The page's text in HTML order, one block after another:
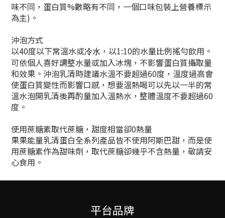
味不同，蛋白質%數略有不同，一個口味包裝上營養標示
為主)。
沖泡方式
以40度以下常溫水或冷水 ，以1:10的水量比例搖勻飲用。
可依個人喜好調整水量或加入冰塊，不影響蛋白質攝取量
和效果。沖泡乳清時建議水溫不要超過60度，溫度過高會
使蛋白質變性而影響口感，想要溫熱喝可以先以一半的常
溫水泡開乳清後再酌量加入溫熱水，整體溫度不要超過60
度。
使用蔗糖素取代蔗糖，甜度相當卻0熱量
果果能量乳清蛋白全系列產品皆不使用阿斯巴甜，而是使
用蔗糖素作為甜味劑，取代蔗糖卻幾乎不含熱量，敬請安
心食用。
平台品牌